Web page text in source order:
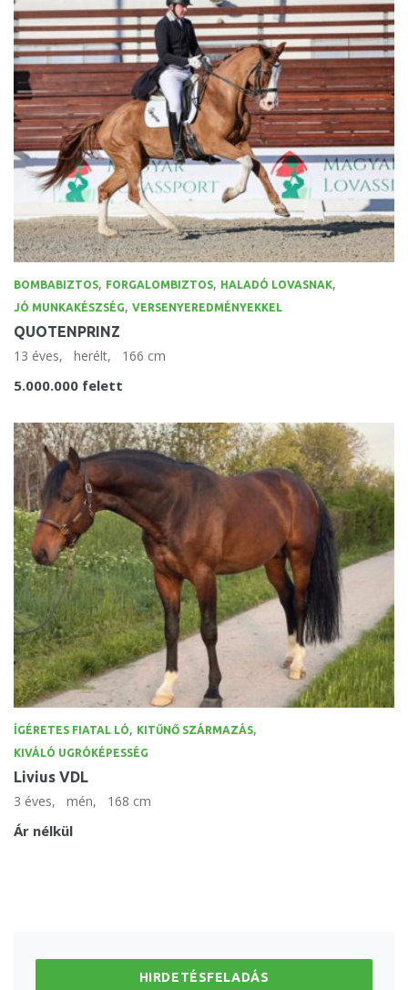
BOMBABIZTOS, FORGALOMBIZTOS, HALADÓ LOVASNAK,
JÓ MUNKAKÉSZSÉG, VERSENYEREDMÉNYEKKEL
QUOTENPRINZ
13 éves, herélt, 166 cm
5.000.000 felett
ÍGÉRETES FIATAL LÓ, KITŰNŐ SZÁRMAZÁS,
KIVÁLÓ UGRÓKÉPESSÉG
Livius VDL
3 éves, mén, 168 cm
Ár nélkül
HIRDETÉSFELADÁS